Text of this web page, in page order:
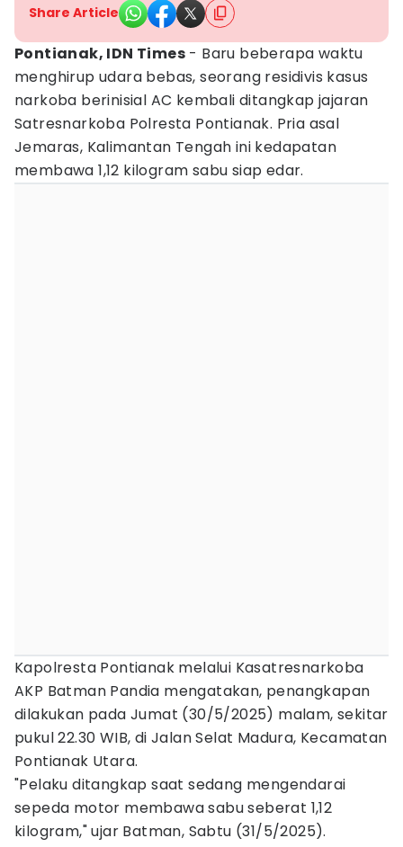
Share Article
Pontianak, IDN Times - Baru beberapa waktu
menghirup udara bebas, seorang residivis kasus
narkoba berinisial AC kembali ditangkap jajaran
Satresnarkoba Polresta Pontianak. Pria asal
Jemaras, Kalimantan Tengah ini kedapatan
membawa 1,12 kilogram sabu siap edar.
Kapolresta Pontianak melalui Kasatresnarkoba
AKP Batman Pandia mengatakan, penangkapan
dilakukan pada Jumat (30/5/2025) malam, sekitar
pukul 22.30 WIB, di Jalan Selat Madura, Kecamatan
Pontianak Utara.
"Pelaku ditangkap saat sedang mengendarai
sepeda motor membawa sabu seberat 1,12
kilogram," ujar Batman, Sabtu (31/5/2025).